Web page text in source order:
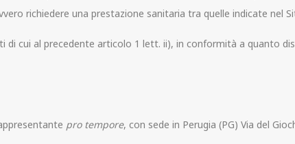
richiedere una prestazione sanitaria tra quelle indicate nel
cui al precedente articolo 1 lett. ii), in conformità a quanto
pro tempore, con sede in Perugia (PG) Via del